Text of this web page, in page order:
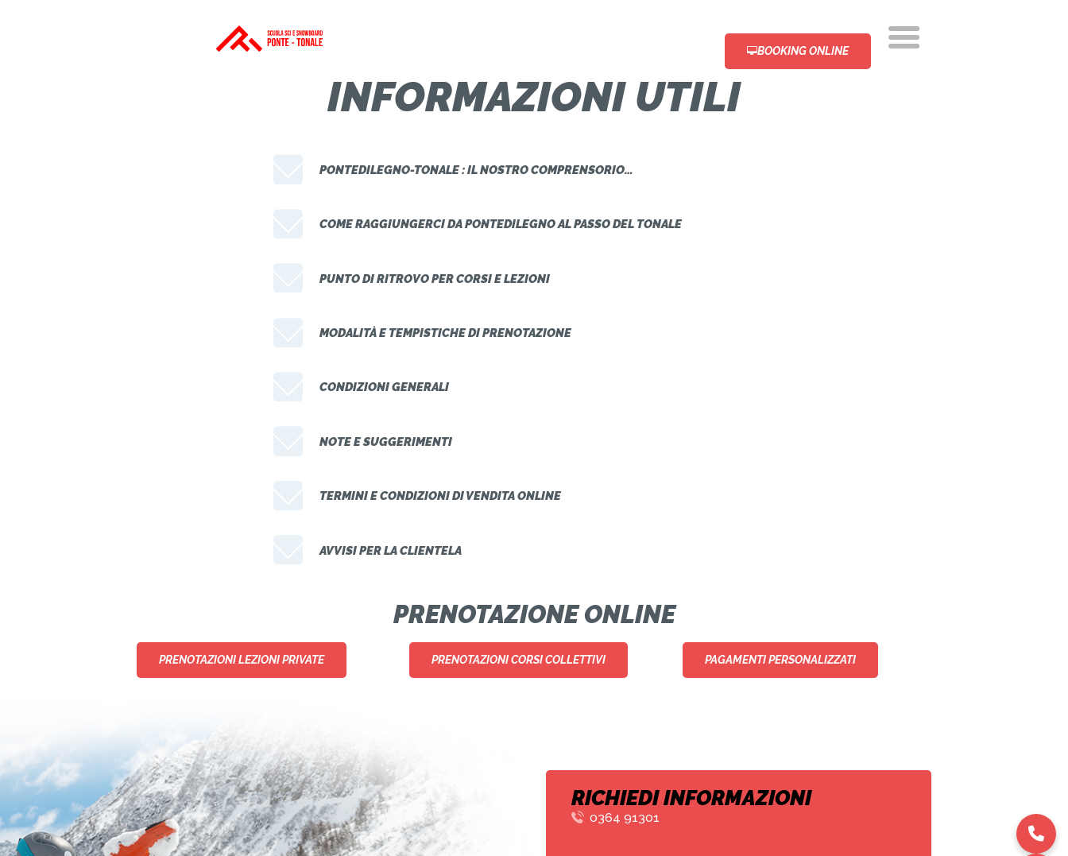
BOOKING ONLINE
LEZIONI E CORSI
NOLEGGIO
ATTREZZATURA
UTILI
CONTATTACI
INFORMAZIONI UTILI
PONTEDILEGNO-TONALE : IL NOSTRO COMPRENSORIO…
COME RAGGIUNGERCI DA PONTEDILEGNO AL PASSO DEL TONALE
PUNTO DI RITROVO PER CORSI E LEZIONI
MODALITÀ E TEMPISTICHE DI PRENOTAZIONE
CONDIZIONI GENERALI
NOTE E SUGGERIMENTI
TERMINI E CONDIZIONI DI VENDITA ONLINE
AVVISI PER LA CLIENTELA
PRENOTAZIONE ONLINE
PRENOTAZIONI LEZIONI PRIVATE PRENOTAZIONI CORSI COLLETTIVI PAGAMENTI PERSONALIZZATI
RICHIEDI INFORMAZIONI
0364 91301